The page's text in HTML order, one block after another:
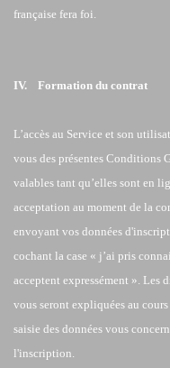
française fera foi.
IV. Formation du contrat
L’accès au Service et son
vous des présentes Conditions
valables tant qu’elles sont en
acceptation au moment de la
envoyant vos données
cochant la case « j’ai pris
acceptent expressément ». Les
vous seront expliquées au
saisie des données vous
l'inscription.